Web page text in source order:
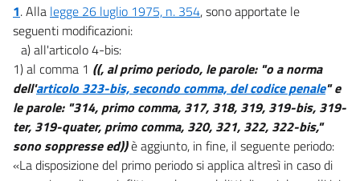
1. Alla legge 26 luglio 1975, n. 354, sono apportate le
seguenti modificazioni:
a) all'articolo 4-bis:
1) al comma 1 ((, al primo periodo, le parole: "o a norma
dell'articolo 323-bis, secondo comma, del codice penale" e
le parole: "314, primo comma, 317, 318, 319, 319-bis, 319-
ter, 319-quater, primo comma, 320, 321, 322, 322-bis,"
sono soppresse ed))è aggiunto, in fine, il seguente periodo:
«La disposizione del primo periodo si applica altresì in caso di